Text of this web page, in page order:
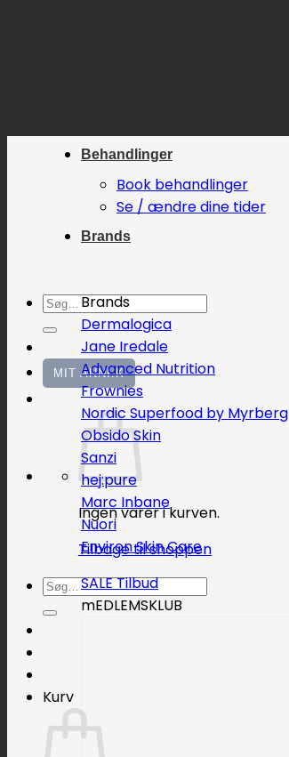
Søg
efter:
MIT ANNI.K
Ingen varer i kurven.
Tilbage til shoppen
Søg
efter:
Kurv
Behandlinger
Book behandlinger
Se / ændre dine tider
Brands
Brands
Dermalogica
Jane Iredale
Advanced Nutrition
Frownies
Nordic Superfood by Myrberg
Obsido Skin
Sanzi
hej:pure
Marc Inbane
Nuori
Environ Skin Care
SALE
mEDLEMSKLUB